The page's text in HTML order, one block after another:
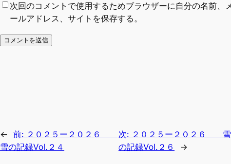
次回のコメントで使用するためブラウザーに自分の名前、
ールアドレス、サイトを保存する。
← 前: ２０２５ー２０２６
雪の記録Vol.２４
次: ２０２５ー２０２６ 雪
の記録Vol.２６
→